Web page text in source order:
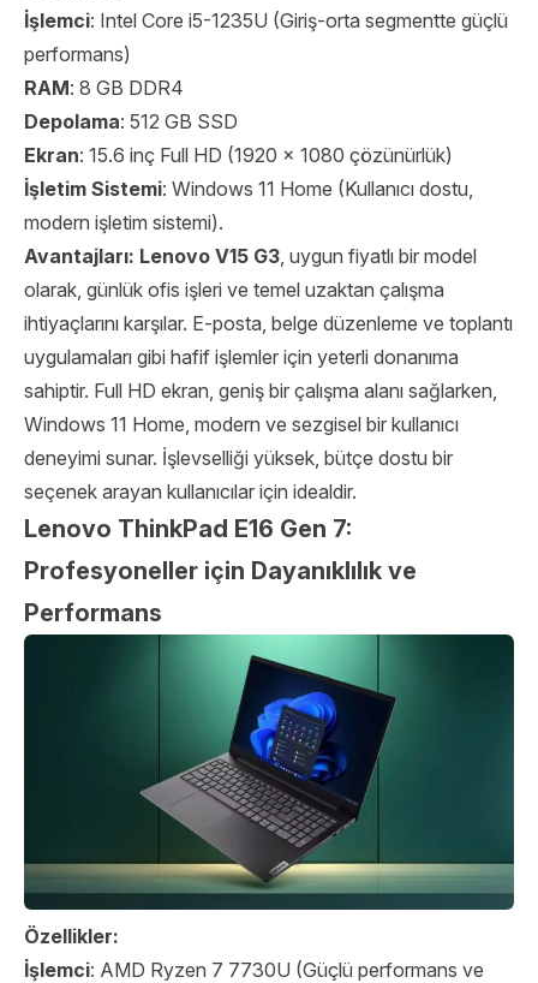
İşlemci: Intel Core i5-1235U (Giriş-orta segmentte güçlü
performans)
RAM: 8 GB DDR4
Depolama: 512 GB SSD
Ekran: 15.6 inç Full HD (1920 x 1080 çözünürlük)
İşletim Sistemi: Windows 11 Home (Kullanıcı dostu,
modern işletim sistemi).
Avantajları: Lenovo V15 G3, uygun fiyatlı bir model
olarak, günlük ofis işleri ve temel uzaktan çalışma
ihtiyaçlarını karşılar. E-posta, belge düzenleme ve toplantı
uygulamaları gibi hafif işlemler için yeterli donanıma
sahiptir. Full HD ekran, geniş bir çalışma alanı sağlarken,
Windows 11 Home, modern ve sezgisel bir kullanıcı
deneyimi sunar. İşlevselliği yüksek, bütçe dostu bir
seçenek arayan kullanıcılar için idealdir.
Lenovo ThinkPad E16 Gen 7:
Profesyoneller için Dayanıklılık ve
Performans
Özellikler:
İşlemci: AMD Ryzen 7 7730U (Güçlü performans ve